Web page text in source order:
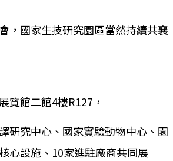
，國家生技研究園區當然持續共襄
覽館二館4樓R127，
研究中心、國家實驗動物中心、園
心設施、10家進駐廠商共同展